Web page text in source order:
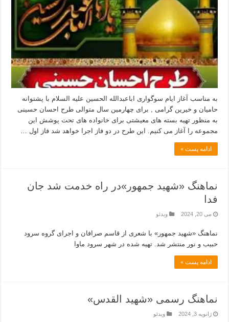
به مناسب آغاز ایام سوگواری اباعبدالله الحسین علیه السلام با پشتوانه
حامیان و خیرین گرامی , برای چهارمین سال متوالی طرح احسان حسینی
به منظور تهیه بسته های معیشتی برای خانواده های تحت پوشش این
مجموعه را آغاز می کنیم. این طرح در دو فاز اجرا خواهد شد فاز اول …
ادامه پست »
نماهنگ «شهید جمهور»در راه خدمت شد جان
فدا
می 20, 2024 ویدئو
نماهنگ «شهید جمهور» با شعری از قاسم صرافان و اجرای گروه سرود
حبیب و نور منتشر شد. تهیه شده در شهر سرود ماوا
ادامه پست »
نماهنگ رسمی «شهید القدس»
ژانویه 3, 2024 ویدئو